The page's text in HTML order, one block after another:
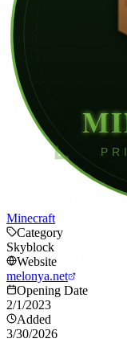
Minecraft
Category
Skyblock
Website
melonya.net
Opening Date
2/1/2023
Added
3/30/2026